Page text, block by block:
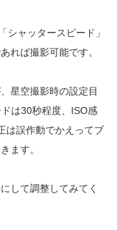
シャッタースピード」
れば撮影可能です。
星空撮影時の設定目
は30秒程度、ISO感
は誤作動でかえってブ
ます。
して調整してみてく